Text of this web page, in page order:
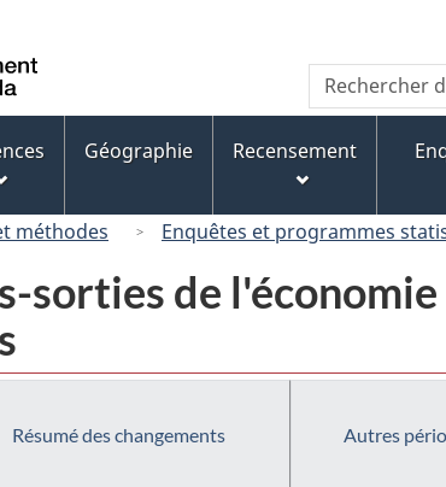
au
contenu
principal
« À
propos
de
ce
version
HTML
simplifiée
Canada
Recherche
Rechercher
dans
Canada
Géographie Recensement
méthodes Enquêtes et programmes
sorties de
Résumé des changements Autres